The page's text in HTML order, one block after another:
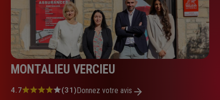
MONTALIEU VERCIEU
Note
4.7 (31)Donnez votre avis